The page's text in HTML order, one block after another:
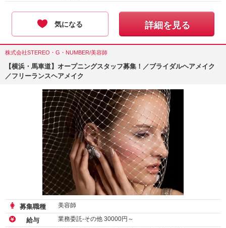
気になる 詳細を見る
株式会社STEREO・G・NUMBER/美容師
【横浜・馬車道】オープニングスタッフ募集！／ブライダルヘアメイク
／フリーランスヘアメイク
募集職種 美容師
給与 業務委託-その他 30000円～